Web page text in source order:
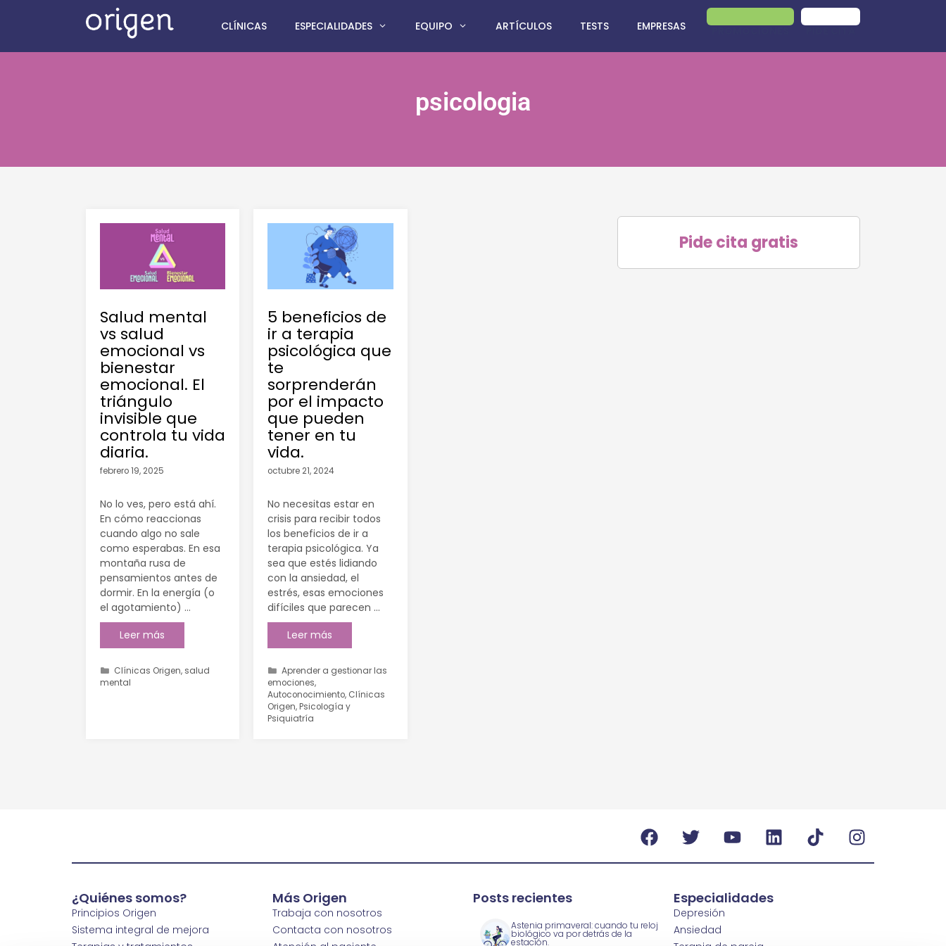
CLÍNICAS ESPECIALIDADES EQUIPO ARTÍCULOS TESTS EMPRESAS
psicologia
Salud mental
vs salud
emocional vs
bienestar
emocional. El
triángulo
invisible que
controla tu vida
diaria.
febrero 19, 2025
No lo ves, pero está ahí.
En cómo reaccionas
cuando algo no sale
como esperabas. En esa
montaña rusa de
pensamientos antes de
dormir. En la energía (o
el agotamiento) …
Leer más
Clínicas Origen, salud
mental
5 beneficios de
ir a terapia
psicológica que
te
sorprenderán
por el impacto
que pueden
tener en tu
vida.
octubre 21, 2024
No necesitas estar en
crisis para recibir todos
los beneficios de ir a
terapia psicológica. Ya
sea que estés lidiando
con la ansiedad, el
estrés, esas emociones
difíciles que parecen …
Leer más
Aprender a gestionar las
emociones,
Autoconocimiento, Clínicas
Origen,Psicología y
Psiquiatría
Pide cita gratis
¿Quiénes somos?
Principios Origen
Sistema integral de mejora
Más Origen
Trabaja con nosotros
Contacta con nosotros
Posts recientes
Astenia primaveral: cuando tu reloj
biológico va por detrás de la
estación.
Especialidades
Depresión
Ansiedad